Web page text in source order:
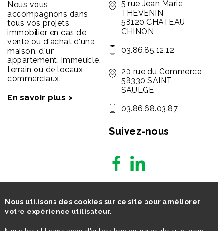
Nous vous
accompagnons dans
tous vos projets
immobilier en cas de
vente ou d'achat d'une
maison, d'un
appartement, immeuble,
terrain ou de locaux
commerciaux.
En savoir plus >
5 rue Jean Marie
THEVENIN
58120 CHATEAU
CHINON
03.86.85.12.12
20 rue du Commerce
58330 SAINT
SAULGE
03.86.68.03.87
Suivez-nous
Nous utilisons des cookies sur ce site pour améliorer
votre expérience utilisateur.